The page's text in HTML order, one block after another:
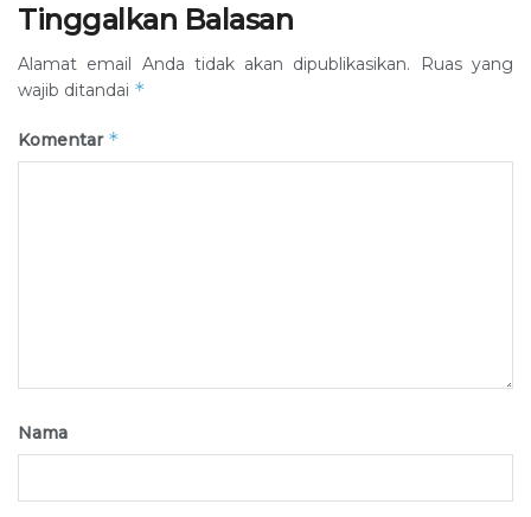
Tinggalkan Balasan
Alamat email Anda tidak akan dipublikasikan.
Ruas yang
wajib ditandai *
Komentar *
Nama